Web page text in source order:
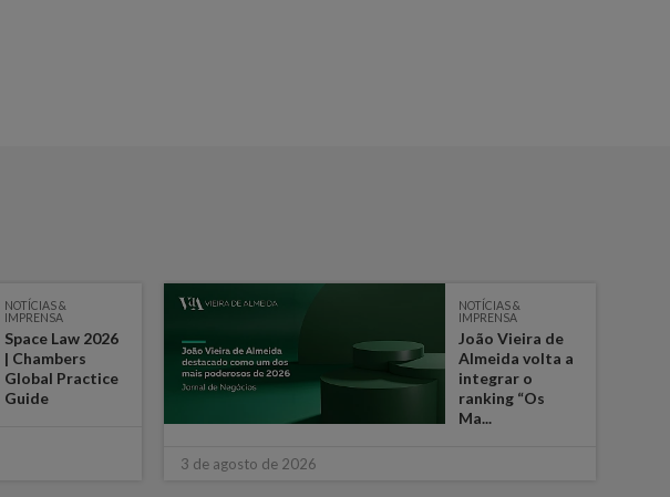
NOTÍCIAS &
IMPRENSA
Space Law 2026
| Chambers
Global Practice
Guide
NOTÍCIAS &
IMPRENSA
João Vieira de
Almeida volta a
integrar o
ranking “Os
Ma...
3 de agosto de 2026